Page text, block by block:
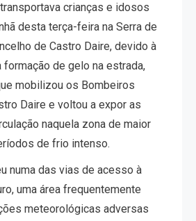
crianças e idosos
desta terça-feira na Serra de
de Castro Daire, devido à
formação de gelo na estrada,
mobilizou os Bombeiros
Daire e voltou a expor as
naquela zona de maior
de frio intenso.
numa das vias de acesso à
uma área frequentemente
meteorológicas adversas